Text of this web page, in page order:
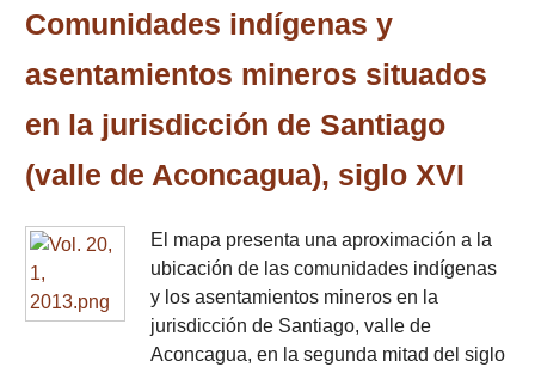
Comunidades indígenas y
asentamientos mineros situados
en la jurisdicción de Santiago
(valle de Aconcagua), siglo XVI
El mapa presenta una aproximación a la
ubicación de las comunidades indígenas
y los asentamientos mineros en la
jurisdicción de Santiago, valle de
Aconcagua, en la segunda mitad del siglo